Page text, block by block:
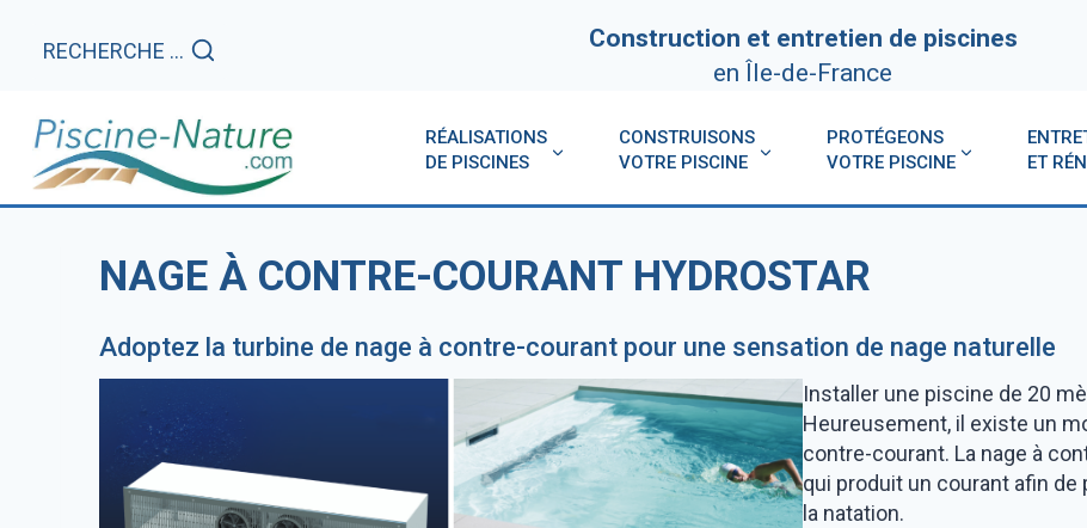
RECHERCHE ...
Construction et entretien de piscines
en Île-de-France
RÉALISATIONS
DE PISCINES
RÉALISATIONS RÉCENTES DE PISCINES INSPIRATION : BELLES PISCINES
CONSTRUISONS
VOTRE PISCINE
CRÉONS VOTRE PISCINE
PROTÉGEONS
VOTRE PISCINE
LES TERRASSES MOBILES
POUR PISCINES
ET
REMPLACER MES ÉQUIPEMENTS
NAGE À CONTRE-COURANT HYDROSTAR
Adoptez la turbine de nage à contre-courant pour une sensation de nage naturelle
Installer une piscine de 20
Heureusement, il existe un
contre-courant. La nage à
qui produit un courant afin
la natation.